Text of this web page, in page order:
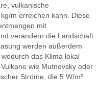
vulkanische
m erreichen kann. Diese
mit
verändern die Landschaft
werden außerdem
das Klima lokal
wie Mutnovsky oder
Ströme, die 5 W/m²